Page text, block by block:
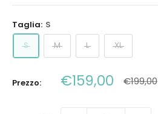
Taglia: S
S
M L XL
Prezzo: Prezzo
scontato
€159,00 Prezzo
€199,00